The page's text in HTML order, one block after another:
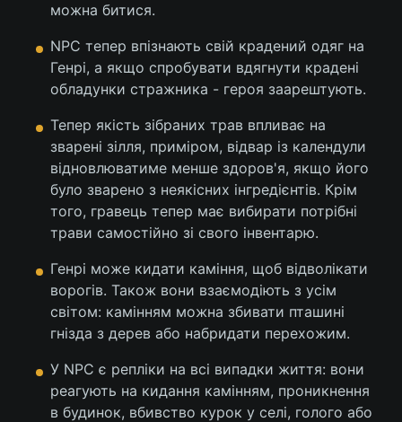
можна битися.
NPC тепер впізнають свій крадений одяг на
Генрі, а якщо спробувати вдягнути крадені
обладунки стражника - героя заарештують.
Тепер якість зібраних трав впливає на
зварені зілля, приміром, відвар із календули
відновлюватиме менше здоров'я, якщо його
було зварено з неякісних інгредієнтів. Крім
того, гравець тепер має вибирати потрібні
трави самостійно зі свого інвентарю.
Генрі може кидати каміння, щоб відволікати
ворогів. Також вони взаємодіють з усім
світом: камінням можна збивати пташині
гнізда з дерев або набридати перехожим.
У NPC є репліки на всі випадки життя: вони
реагують на кидання камінням, проникнення
в будинок, вбивство курок у селі, голого або